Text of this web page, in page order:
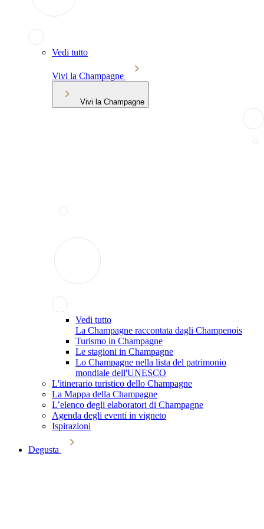
Vedi tutto
Vivi la Champagne
Vivi la Champagne
Vedi tutto
La Champagne raccontata dagli Champenois
Turismo in Champagne
Le stagioni in Champagne
Lo Champagne nella lista del patrimonio
mondiale dell'UNESCO
L'itinerario turistico dello Champagne
La Mappa della Champagne
L’elenco degli elaboratori di Champagne
Agenda degli eventi in vigneto
Ispirazioni
Degusta